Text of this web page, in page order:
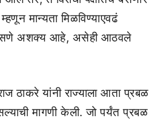
मान्यता मिळविण्याएवढं
अशक्य आहे, असेही आठवले
ठाकरे यांनी राज्याला आता प्रबळ
मागणी केली. जो पर्यंत प्रबळ